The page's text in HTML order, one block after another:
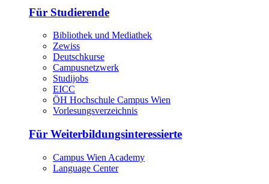
Für Studierende
Bibliothek und Mediathek
Zewiss
Deutschkurse
Campusnetzwerk
Studijobs
EICC
ÖH Hochschule Campus Wien
Vorlesungsverzeichnis
Für Weiterbildungsinteressierte
Campus Wien Academy
Language Center